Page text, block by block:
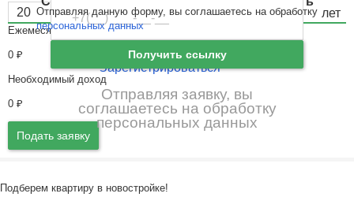
Войти Забыли пароль
Ещё нет аккаунта?
Зарегистрироваться
Ежемесячный платёж
0 ₽
Необходимый доход
0 ₽
Подать заявку
Подберем квартиру в новостройке!
Получить ссылку
Отправляя заявку, вы
соглашаетесь на обработку
персональных данных
Отправляя данную форму, вы соглашаетесь на обработку
персональных данных